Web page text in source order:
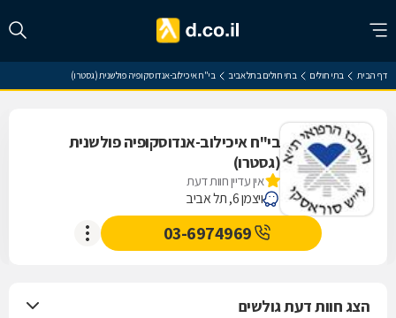
דף הבית בתי חולים בתי חולים בתל אביב בי"ח איכילוב-אנדוסקופיה פולשנית (גסטרו)
בי"ח איכילוב-אנדוסקופיה פולשנית
(גסטרו)
אין עדיין חוות דעת
ויצמן 6, תל אביב
03-6974969
הצג חוות דעת גולשים